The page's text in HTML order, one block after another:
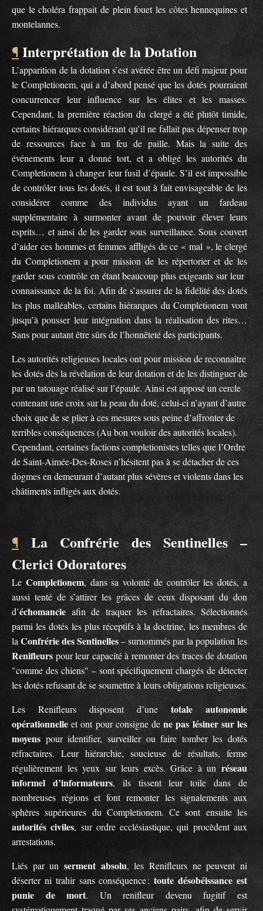
que le choléra frappait de plein fouet les côtes hennequines et
montelannes.
¶ Interprétation de la Dotation
L’apparition de la dotation s’est avérée être un défi majeur pour
le Completionem, qui a d’abord pensé que les dotés pourraient
concurrencer leur influence sur les élites et les masses.
Cependant, la première réaction du clergé a été plutôt timide,
certains hiérarques considérant qu’il ne fallait pas dépenser trop
de ressources face à un feu de paille. Mais la suite des
événements leur a donné tort, et a obligé les autorités du
Completionem à changer leur fusil d’épaule. S’il est impossible
de contrôler tous les dotés, il est tout à fait envisageable de les
considérer comme des individus ayant un fardeau
supplémentaire à surmonter avant de pouvoir élever leurs
esprits… et ainsi de les garder sous surveillance. Sous couvert
d’aider ces hommes et femmes affligés de ce « mal », le clergé
du Completionem a pour mission de les répertorier et de les
garder sous contrôle en étant beaucoup plus exigeants sur leur
connaissance de la foi. Afin de s’assurer de la fidélité des dotés
les plus malléables, certains hiérarques du Completionem vont
jusqu’à pousser leur intégration dans la réalisation des rites…
Sans pour autant être sûrs de l’honnêteté des participants.
Les autorités religieuses locales ont pour mission de reconnaître
les dotés dès la révélation de leur dotation et de les distinguer de
par un tatouage réalisé sur l’épaule. Ainsi est apposé un cercle
contenant une croix sur la peau du doté, celui-ci n’ayant d’autre
choix que de se plier à ces mesures sous peine d’affronter de
terribles conséquences (Au bon vouloir des autorités locales).
Cependant, certaines factions completionistes telles que l’Ordre
de Saint-Aimée-Des-Roses n’hésitent pas à se détacher de ces
dogmes en demeurant d’autant plus sévères et violents dans les
châtiments infligés aux dotés.
¶
La Confrérie des Sentinelles –
Clerici Odoratores
Le Completionem, dans sa volonté de contrôler les dotés, a
aussi tenté de s’attirer les grâces de ceux disposant du don
d’échomancie afin de traquer les réfractaires. Sélectionnés
parmi les dotés les plus réceptifs à la doctrine, les membres de
la Confrérie des Sentinelles– surnommés par la population les
Renifleurs pour leur capacité à remonter des traces de dotation
"comme des chiens" – sont spécifiquement chargés de détecter
les dotés refusant de se soumettre à leurs obligations religieuses.
Les Renifleurs disposent d’une totale autonomie
opérationnelle et ont pour consigne dene pas lésiner sur les
moyens pour identifier, surveiller ou faire tomber les dotés
réfractaires. Leur hiérarchie, soucieuse de résultats, ferme
régulièrement les yeux sur leurs excès. Grâce à un réseau
informel d’informateurs, ils tissent leur toile dans de
nombreuses régions et font remonter les signalements aux
sphères supérieures du Completionem. Ce sont ensuite les
autorités civiles, sur ordre ecclésiastique, qui procèdent aux
arrestations.
Liés par un serment absolu, les Renifleurs ne peuvent ni
déserter ni trahir sans conséquence :toute désobéissance est
punie de mort. Un renifleur devenu fugitif est